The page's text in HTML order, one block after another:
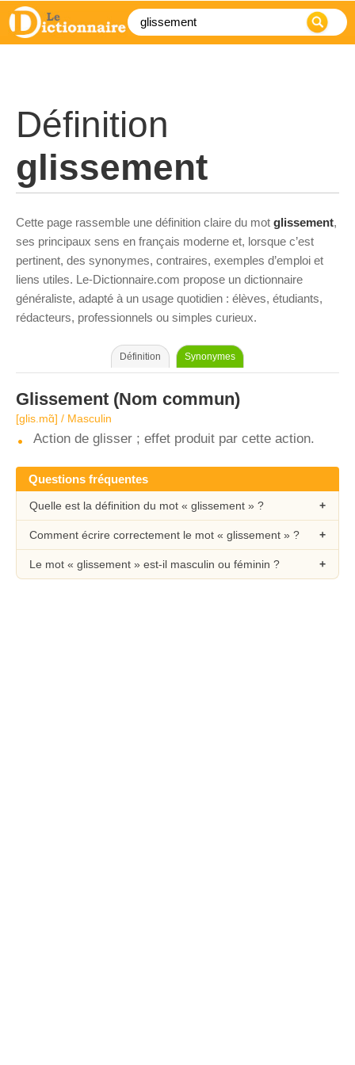
Définition
glissement
Cette page rassemble une définition claire du mot glissement,
ses principaux sens en français moderne et, lorsque c’est
pertinent, des synonymes, contraires, exemples d’emploi et
liens utiles. Le-Dictionnaire.com propose un dictionnaire
généraliste, adapté à un usage quotidien : élèves, étudiants,
rédacteurs, professionnels ou simples curieux.
Définition Synonymes
Glissement (Nom commun)
[glis.mɑ̃] / Masculin
Action de glisser ; effet produit par cette action.
Questions fréquentes
Quelle est la définition du mot « glissement » ?
Comment écrire correctement le mot « glissement » ?
Le mot « glissement » est-il masculin ou féminin ?